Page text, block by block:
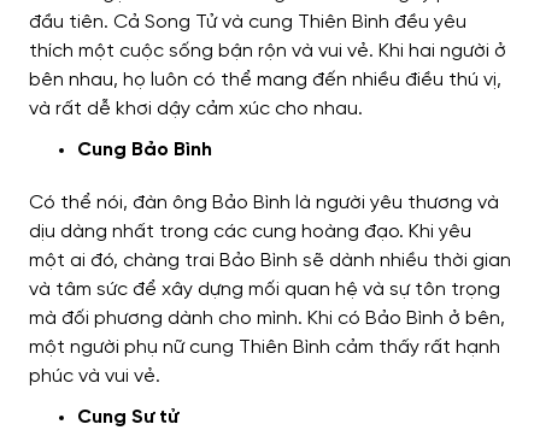
đầu tiên. Cả Song Tử và cung Thiên Bình đều yêu
thích một cuộc sống bận rộn và vui vẻ. Khi hai người ở
bên nhau, họ luôn có thể mang đến nhiều điều thú vị,
và rất dễ khơi dậy cảm xúc cho nhau.
Cung Bảo Bình
Có thể nói, đàn ông Bảo Bình là người yêu thương và
dịu dàng nhất trong các cung hoàng đạo. Khi yêu
một ai đó, chàng trai Bảo Bình sẽ dành nhiều thời gian
và tâm sức để xây dựng mối quan hệ và sự tôn trọng
mà đối phương dành cho mình. Khi có Bảo Bình ở bên,
một người phụ nữ cung Thiên Bình cảm thấy rất hạnh
phúc và vui vẻ.
Cung Sư tử